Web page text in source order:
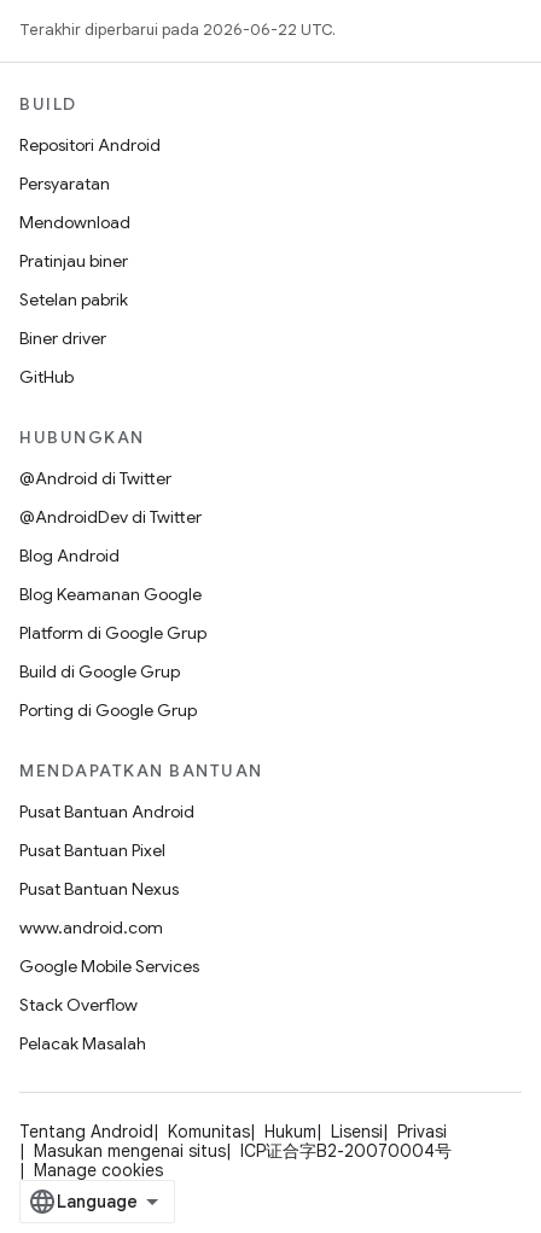
Terakhir diperbarui pada 2026-06-22 UTC.
BUILD
Repositori Android
Persyaratan
Mendownload
Pratinjau biner
Setelan pabrik
Biner driver
GitHub
HUBUNGKAN
@Android di Twitter
@AndroidDev di Twitter
Blog Android
Blog Keamanan Google
Platform di Google Grup
Build di Google Grup
Porting di Google Grup
MENDAPATKAN BANTUAN
Pusat Bantuan Android
Pusat Bantuan Pixel
Pusat Bantuan Nexus
www.android.com
Google Mobile Services
Stack Overflow
Pelacak Masalah
Tentang Android Komunitas Hukum Lisensi
Privasi
Masukan mengenai situs
ICP证合字B2-20070004号
Manage cookies